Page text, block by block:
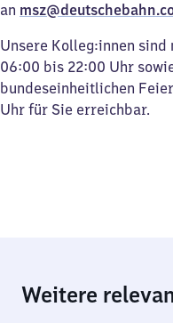
an
Unsere Kolleg:innen
06:00 bis 22:00 Uhr
bundeseinheitlichen
Uhr für Sie erreichbar.
Weitere